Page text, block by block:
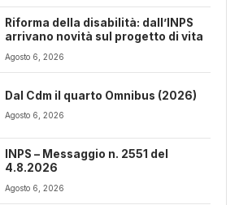
Riforma della disabilità: dall’INPS
arrivano novità sul progetto di vita
Agosto 6, 2026
Dal Cdm il quarto Omnibus (2026)
Agosto 6, 2026
INPS – Messaggio n. 2551 del
4.8.2026
Agosto 6, 2026